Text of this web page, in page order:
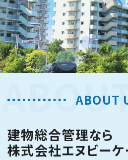
ABOUT
建物総合管理なら
株式会社エヌビー